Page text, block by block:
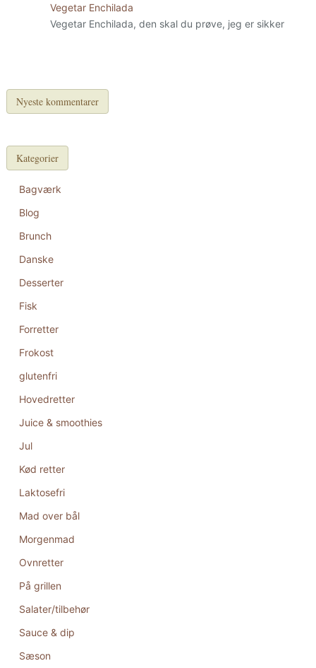
Vegetar Enchilada
Vegetar Enchilada, den skal du prøve, jeg er sikker
Nyeste kommentarer
Kategorier
Bagværk
Blog
Brunch
Danske
Desserter
Fisk
Forretter
Frokost
glutenfri
Hovedretter
Juice & smoothies
Jul
Kød retter
Laktosefri
Mad over bål
Morgenmad
Ovnretter
På grillen
Salater/tilbehør
Sauce & dip
Sæson